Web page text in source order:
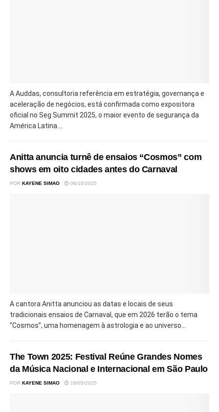
A Auddas, consultoria referência em estratégia, governança e
aceleração de negócios, está confirmada como expositora
oficial no Seg Summit 2025, o maior evento de segurança da
América Latina....
Anitta anuncia turnê de ensaios “Cosmos” com
shows em oito cidades antes do Carnaval
POR KAYENE SIMAO 06/10/2025
A cantora Anitta anunciou as datas e locais de seus
tradicionais ensaios de Carnaval, que em 2026 terão o tema
“Cosmos”, uma homenagem à astrologia e ao universo...
The Town 2025: Festival Reúne Grandes Nomes
da Música Nacional e Internacional em São Paulo
POR KAYENE SIMAO 18/05/2025